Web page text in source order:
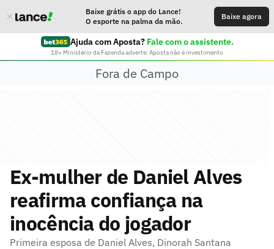
Baixe grátis o app do Lance!
O esporte na palma da mão.
Baixe agora
Ajuda com Aposta? Fale com o assistente.
18+ Ministério da Fazenda adverte: Aposta não é investimento
Fora de Campo
Ex-mulher de Daniel Alves
reafirma confiança na
inocência do jogador
Primeira esposa de Daniel Alves, Dinorah Santana